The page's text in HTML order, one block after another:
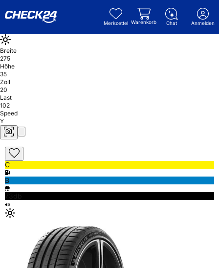
Merkzettel Warenkorb Chat Anmelden
Breite
275
Höhe
35
Zoll
20
Last
102
Speed
Y
C
B
73db